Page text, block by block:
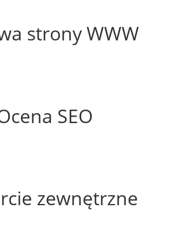
strony WWW
SEO
zewnętrzne